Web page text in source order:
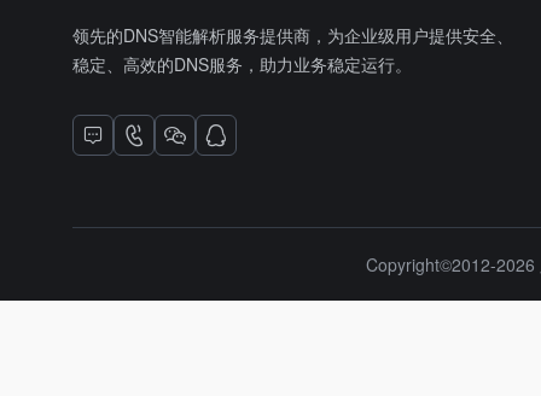
领先的DNS智能解析服务提供商，为企业级用户提供安全、
稳定、高效的DNS服务，助力业务稳定运行。
Copyright©2012-2026